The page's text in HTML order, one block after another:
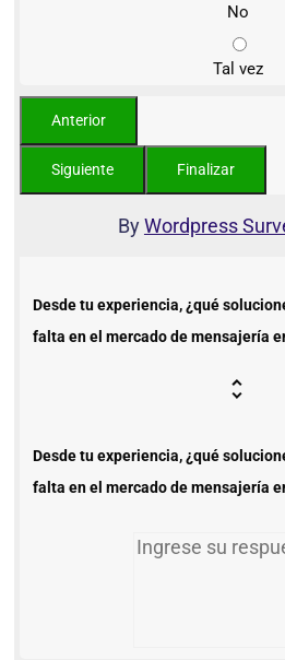
No
Tal vez
ByWordpress
Desde tu experiencia, ¿qué
falta en el mercado de mensajería
Desde tu experiencia, ¿qué
falta en el mercado de mensajería